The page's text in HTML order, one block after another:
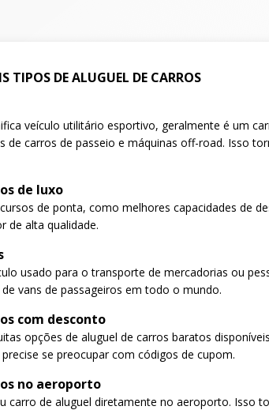
TIPOS DE ALUGUEL DE CARROS
veículo utilitário esportivo, geralmente é um
de carros de passeio e máquinas off-road. Isso
de luxo
de ponta, como melhores capacidades de
de alta qualidade.
usado para o transporte de mercadorias ou
vans de passageiros em todo o mundo.
com desconto
opções de aluguel de carros baratos
se preocupar com códigos de cupom.
no aeroporto
carro de aluguel diretamente no aeroporto. Isso